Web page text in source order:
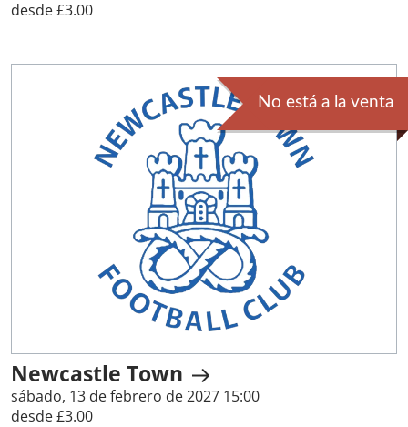
desde £3.00
No está a la venta
Newcastle Town
sábado, 13 de febrero de 2027 15:00
desde £3.00